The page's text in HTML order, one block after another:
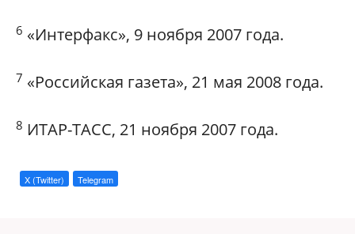
6 «Интерфакс», 9 ноября 2007 года.
7 «Российская газета», 21 мая 2008 года.
8 ИТАР-ТАСС, 21 ноября 2007 года.
X (Twitter) Telegram